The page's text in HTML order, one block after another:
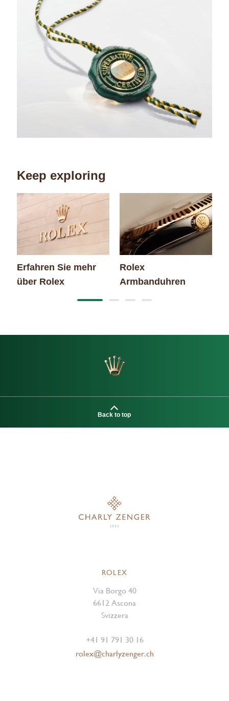
Keep exploring
Erfahren Sie mehr
über Rolex
Rolex
Armbanduhren
Back to top
ROLEX
Via Borgo 40
6612 Ascona
Svizzera
+41 91 791 30 16
rolex@charlyzenger.ch